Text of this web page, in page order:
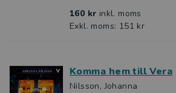
160 kr inkl. moms
Exkl. moms: 151 kr
Komma hem till Vera
Nilsson, Johanna